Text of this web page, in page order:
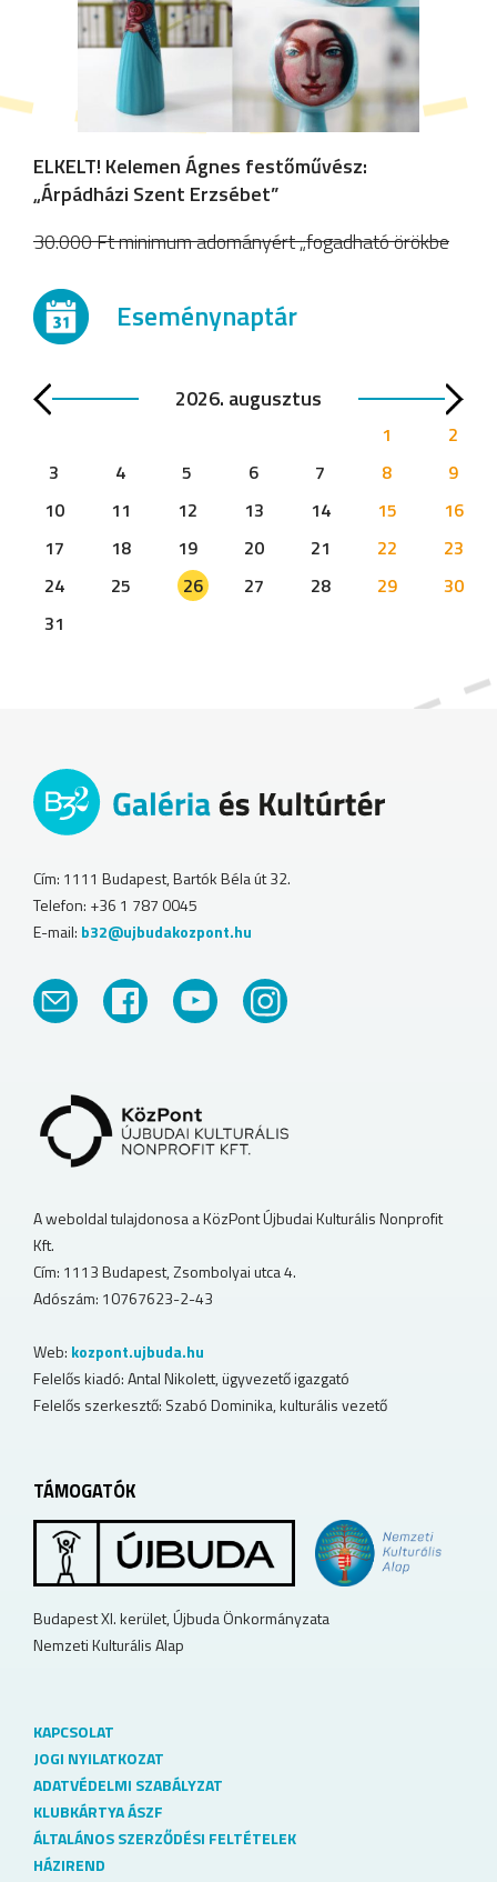
ELKELT! Kelemen Ágnes festőművész:
„Árpádházi Szent Erzsébet”
30.000 Ft minimum adományért „fogadható örökbe
Eseménynaptár
2026. augusztus
1
2
3
4 5 6 7 8
9
10
11 12 13 14 15
16
17
18 19 20 21 22
23
24
25 26 27 28 29
30
31
Cím: 1111 Budapest, Bartók Béla út 32.
Telefon: +36 1 787 0045
E-mail: b32@ujbudakozpont.hu
A weboldal tulajdonosa a KözPont Újbudai Kulturális Nonprofit
Kft.
Cím: 1113 Budapest, Zsombolyai utca 4.
Adószám: 10767623-2-43
Web: kozpont.ujbuda.hu
Felelős kiadó: Antal Nikolett, ügyvezető igazgató
Felelős szerkesztő: Szabó Dominika, kulturális vezető
TÁMOGATÓK
Budapest XI. kerület, Újbuda Önkormányzata
Nemzeti Kulturális Alap
KAPCSOLAT
JOGI NYILATKOZAT
ADATVÉDELMI SZABÁLYZAT
KLUBKÁRTYA ÁSZF
ÁLTALÁNOS SZERZŐDÉSI FELTÉTELEK
HÁZIREND